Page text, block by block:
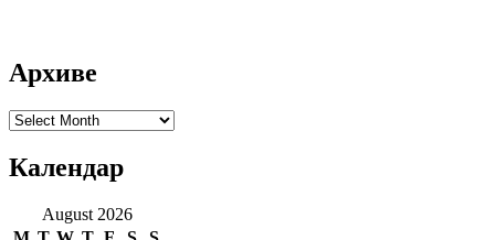
Архиве
Архиве
Календар
August 2026